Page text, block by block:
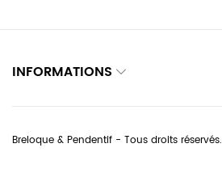
INFORMATIONS
Breloque & Pendentif - Tous droits réservés.